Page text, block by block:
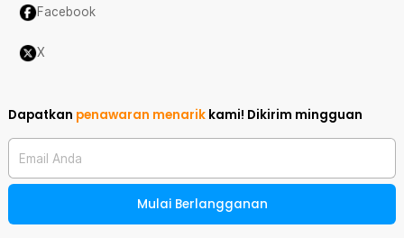
Facebook
X
Dapatkan penawaran menarik kami! Dikirim mingguan
Email Anda
Mulai Berlangganan